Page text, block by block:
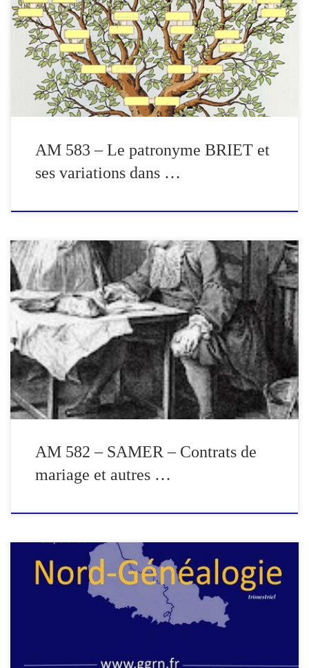
d’Arras par Henri BRIET. Quatrième opus de la saga des BRIET,
après le Tournaisis, la châtellenie de Lille, celle de Douai et le
canton de Brebières, Henri BRIET nous livre ici une étude de son
patronyme dans les trois cantons […]
AM 583 – Le patronyme BRIET et
ses variations dans …
Contrats de mariage et autres contrats reçus par les notaires de
Samer de 1603 à 1614. Par Michel CHAMPAGNE Troisième
volet des relevés notariaux de Samer. Pour la période considérée,
seuls les contrats de mariage et transactions ont été
systématiquement relevés. Les baux, ventes et constitutions de
rente ne figurent […]
AM 582 – SAMER – Contrats de
mariage et autres …
Edito : Généalogie et Intelligence artificielle Bulletin d’adhésion
Ascendance de Marie Claire DESROUSSEAUX (suite et fin)
Ascendance de Michelle SENAME Actes insolites Rentes héritières
concernant des habitants de Lambersart (suite) Nouvelles
Marie Apolline BERTE Informations pratiques 181 Accès à